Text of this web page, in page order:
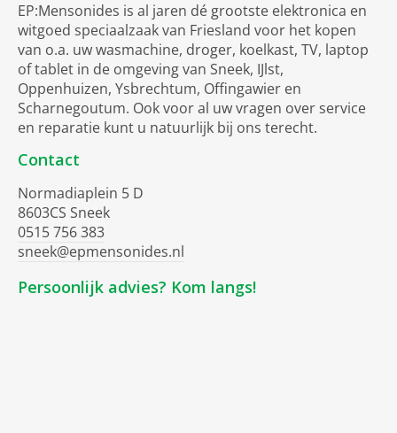
EP:Mensonides is al jaren dé grootste elektronica en
witgoed speciaalzaak van Friesland voor het kopen
van o.a. uw wasmachine, droger, koelkast, TV, laptop
of tablet in de omgeving van Sneek, IJlst,
Oppenhuizen, Ysbrechtum, Offingawier en
Scharnegoutum. Ook voor al uw vragen over service
en reparatie kunt u natuurlijk bij ons terecht.
Contact
Normadiaplein 5 D
8603CS Sneek
0515 756 383
sneek@epmensonides.nl
Persoonlijk advies? Kom langs!